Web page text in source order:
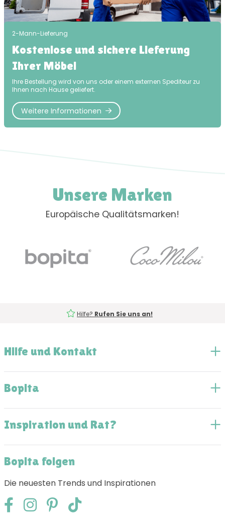
2-Mann-Lieferung
Kostenlose und sichere Lieferung
Ihrer Möbel
Ihre Bestellung wird von uns oder einem externen Spediteur zu
Ihnen nach Hause geliefert.
Weitere Informationen
Unsere Marken
Europäische Qualitätsmarken!
Hilfe? Rufen Sie uns an!
Hilfe und Kontakt
Bopita
Inspiration und Rat?
Bopita folgen
Die neuesten Trends und Inspirationen